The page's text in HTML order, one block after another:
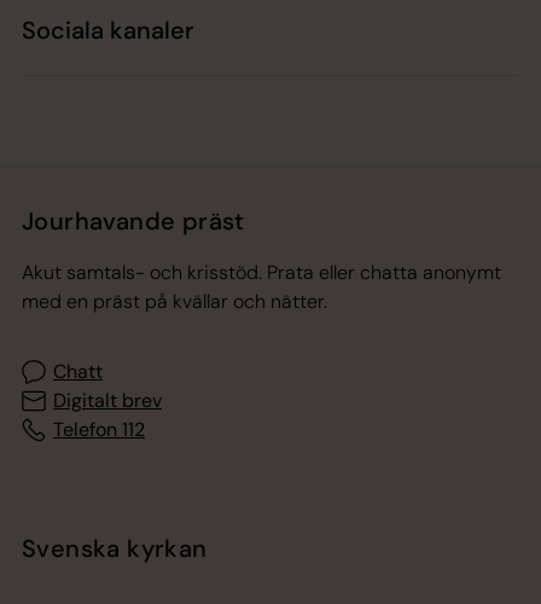
Sociala kanaler
Jourhavande präst
Akut samtals- och krisstöd. Prata eller chatta anonymt
med en präst på kvällar och nätter.
Chatt
Digitalt brev
Telefon 112
Svenska kyrkan